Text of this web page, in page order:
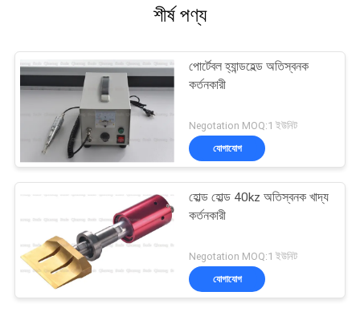
শীর্ষ পণ্য
পোর্টেবল হ্যান্ডহেল্ড অতিস্বনক
কর্তনকারী
Negotation MOQ:1 ইউনিট
যোগাযোগ
হোল্ড হোল্ড 40kz অতিস্বনক খাদ্য
কর্তনকারী
Negotation MOQ:1 ইউনিট
যোগাযোগ